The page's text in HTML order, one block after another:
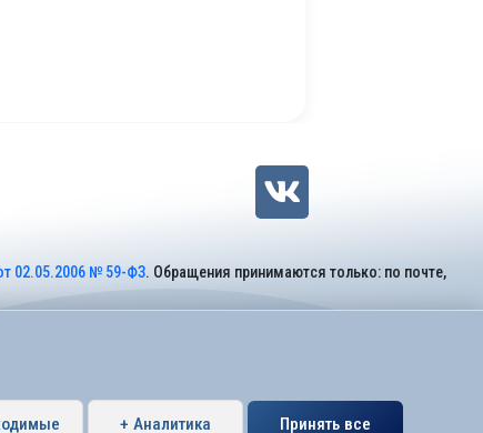
02.05.2006 № 59-ФЗ. Обращения принимаются только: по почте,
+ Аналитика Принять все